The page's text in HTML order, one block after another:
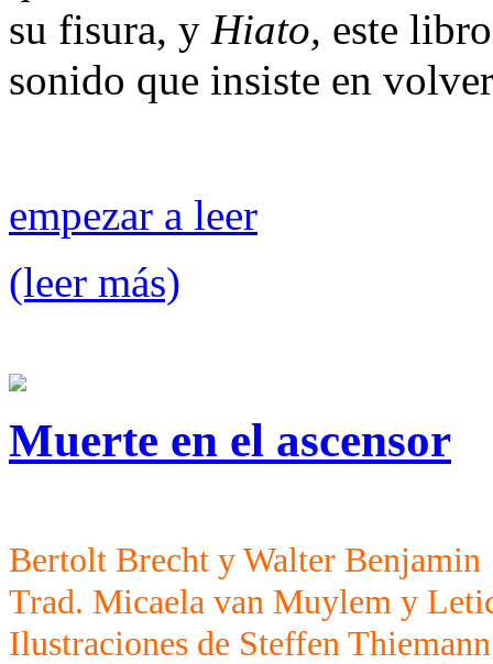
su fisura, y Hiato, este
sonido que insiste en
empezar a leer
(leer más)
Muerte en el ascensor
Bertolt Brecht y Walter Benjamin
Trad. Micaela van Muylem y
Ilustraciones de Steffen Thiemann